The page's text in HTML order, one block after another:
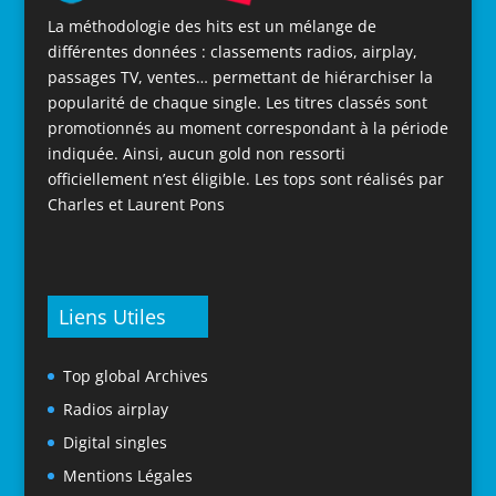
La méthodologie des hits est un mélange de
différentes données : classements radios, airplay,
passages TV, ventes… permettant de hiérarchiser la
popularité de chaque single. Les titres classés sont
promotionnés au moment correspondant à la période
indiquée. Ainsi, aucun gold non ressorti
officiellement n’est éligible. Les tops sont réalisés par
Charles et Laurent Pons
Liens Utiles
Top global Archives
Radios airplay
Digital singles
Mentions Légales